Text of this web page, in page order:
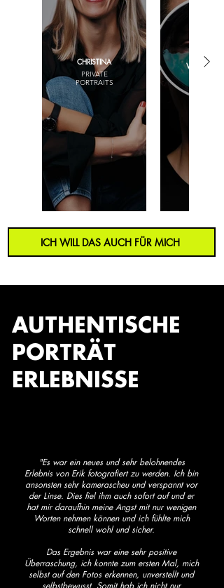
CHRISTINA
PRIVATE
PORTRAITS
ADDIE
ICH WILL DAS AUCH FÜR MICH
AUTHENTISCHE
PORTRÄT
ERLEBNISSE
"Es war ein neues und sehr belohnendes
Erlebnis von Erik fotografiert zu werden. Ich bin
ansonsten sehr kamerascheu und verspannt vor
der Linse. Dies fiel ihm auch sofort auf und er
hat mir daraufhin meine Angst mit nur wenigen
Worten nehmen können und ich fühlte mich
schnell wohl und sicher.
Das Ergebnis war eine sehr positive
Überraschung, ich konnte zum ersten Mal, mich
selbst auf den Fotos erkennen, unverstellt und
selbstbewusst. Somit hab ich nicht nur